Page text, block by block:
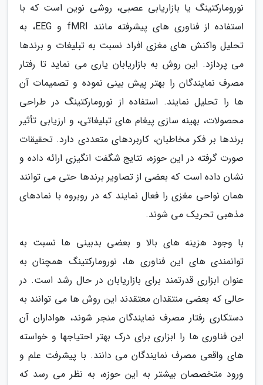
نورومارکتینگ یا بازاریابی عصبی، روشی نوین است که با
استفاده از فناوری های پیشرفته مانند fMRI و EEG، به
تحلیل واکنش های مغزی افراد نسبت به تبلیغات و برندها
می پردازد. این روش به بازاریابان یاری می نماید تا رفتار
مصرف نمایندگان را بهتر پیش بینی نموده و تصمیمات آن
ها را تحلیل نمایند. استفاده از نورومارکتینگ در طراحی
محصولات، بهینه سازی پیغام های تبلیغاتی، و ارزیابی تأثیر
برندها بر فکر مخاطبان، کاربردهای متعددی دارد. تحقیقات
صورت گرفته در این حوزه، نتایج شگفت انگیزی ارائه داده و
نشان داده است که بعضی از تصاویر برندها حتی می توانند
همان نواحی مغزی را فعال نمایند که در روبروه با نمادهای
مذهبی تحریک می شوند.
با وجود هزینه های بالا و بعضی بدبینی ها نسبت به
توانمندی های این فناوری ها، نورومارکتینگ همچنان به
عنوان ابزاری قدرتمند برای بازاریابان در حال رشد است. در
حالی که بعضی منتقدان معتقدند این روش ها می توانند به
دستکاری رفتار مصرف نمایندگان منجر شوند، هواداران آن
این فناوری ها را ابزاری برای درک بهتر احتیاجها و خواسته
های واقعی مصرف نمایندگان می دانند. با پیشرفت علم و
ورود متخصصان بیشتر به این حوزه، به نظر می رسد که